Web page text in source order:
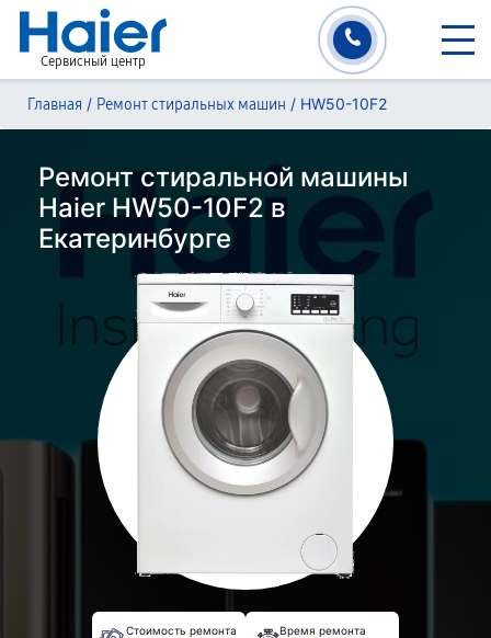
Сервисный центр
Главная / Ремонт стиральных машин / HW50-10F2
Ремонт стиральной машины
Haier HW50-10F2 в
Екатеринбурге
Стоимость ремонта Время ремонта